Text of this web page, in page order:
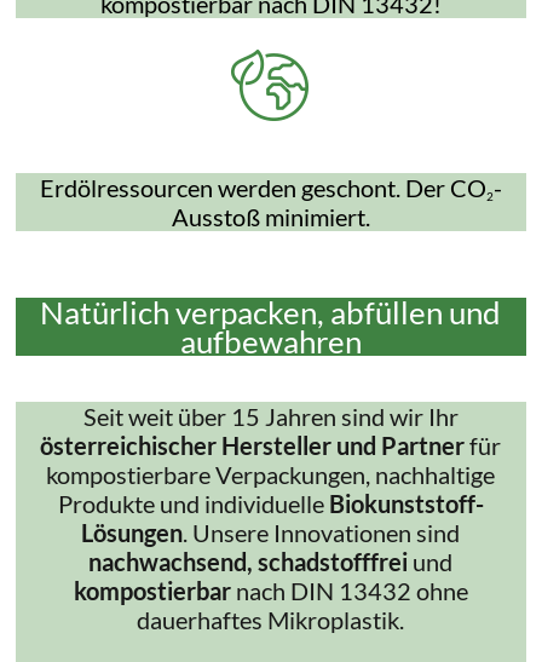
Erdölressourcen werden geschont. Der CO2-
Ausstoß minimiert.
Natürlich verpacken, abfüllen und
aufbewahren
Seit weit über 15 Jahren sind wir Ihr
österreichischer Hersteller und Partnerfür
kompostierbare Verpackungen, nachhaltige
Produkte und individuelle Biokunststoff-
Lösungen. Unsere Innovationen sind
nachwachsend, schadstofffrei und
kompostierbar nach DIN 13432 ohne
dauerhaftes Mikroplastik.